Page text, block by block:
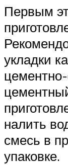
Первым
укладки
налить
смесь в
упаковке.